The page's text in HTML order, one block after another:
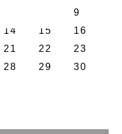
9
14 15
16
21 22
23
28 29
30